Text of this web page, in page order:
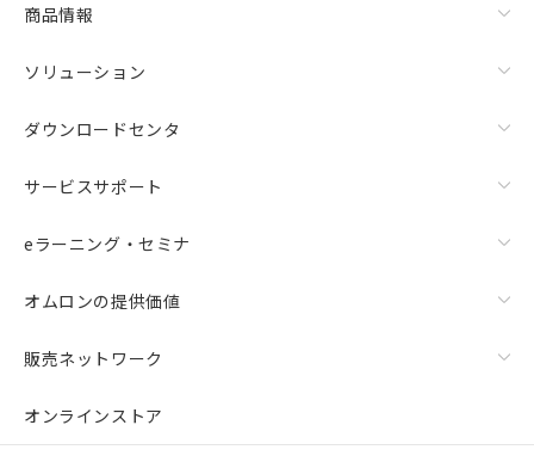
商品情報
ソリューション
ダウンロードセンタ
サービスサポート
eラーニング・セミナ
オムロンの提供価値
販売ネットワーク
オンラインストア